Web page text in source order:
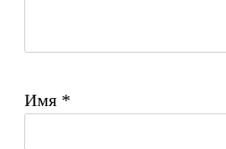
Имя *